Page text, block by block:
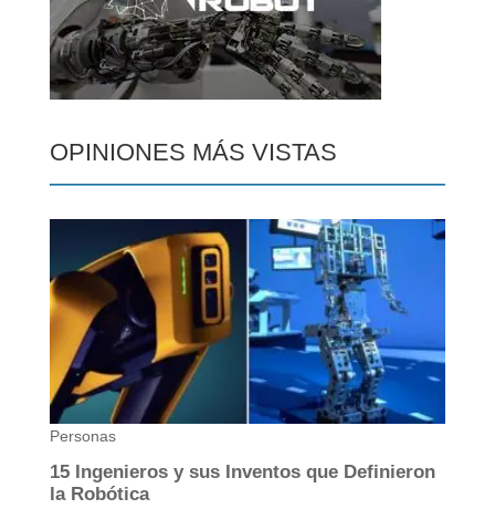
OPINIONES MÁS VISTAS